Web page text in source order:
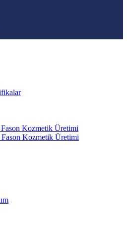
Kozmetik Üretimi
Fason Kozmetik Üretimi